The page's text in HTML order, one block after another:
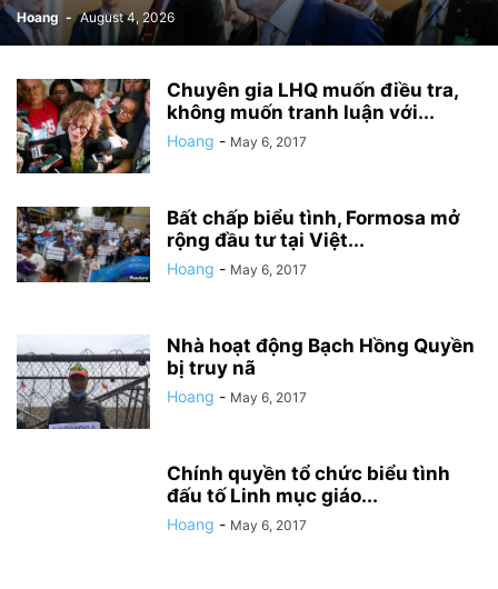
Hoang - August 4, 2026
Chuyên gia LHQ muốn điều tra,
không muốn tranh luận với...
Hoang - May 6, 2017
Bất chấp biểu tình, Formosa mở
rộng đầu tư tại Việt...
Hoang - May 6, 2017
Nhà hoạt động Bạch Hồng Quyền
bị truy nã
Hoang - May 6, 2017
Chính quyền tổ chức biểu tình
đấu tố Linh mục giáo...
Hoang - May 6, 2017